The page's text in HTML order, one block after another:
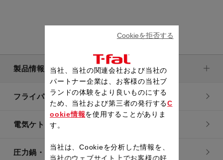
製品情報
フライパン・鍋
電気ケトル
圧力鍋・電気圧力鍋
当社、当社の関連会社および当社の
パートナー企業は、お客様の当社ブ
ランドの体験をより良いものにする
ため、当社および第三者の発行するC
ookie情報を使用することがありま
す。
当社は、Cookieを分析した情報を、
当社のウェブサイト上でお客様の好
Cookieを拒否する